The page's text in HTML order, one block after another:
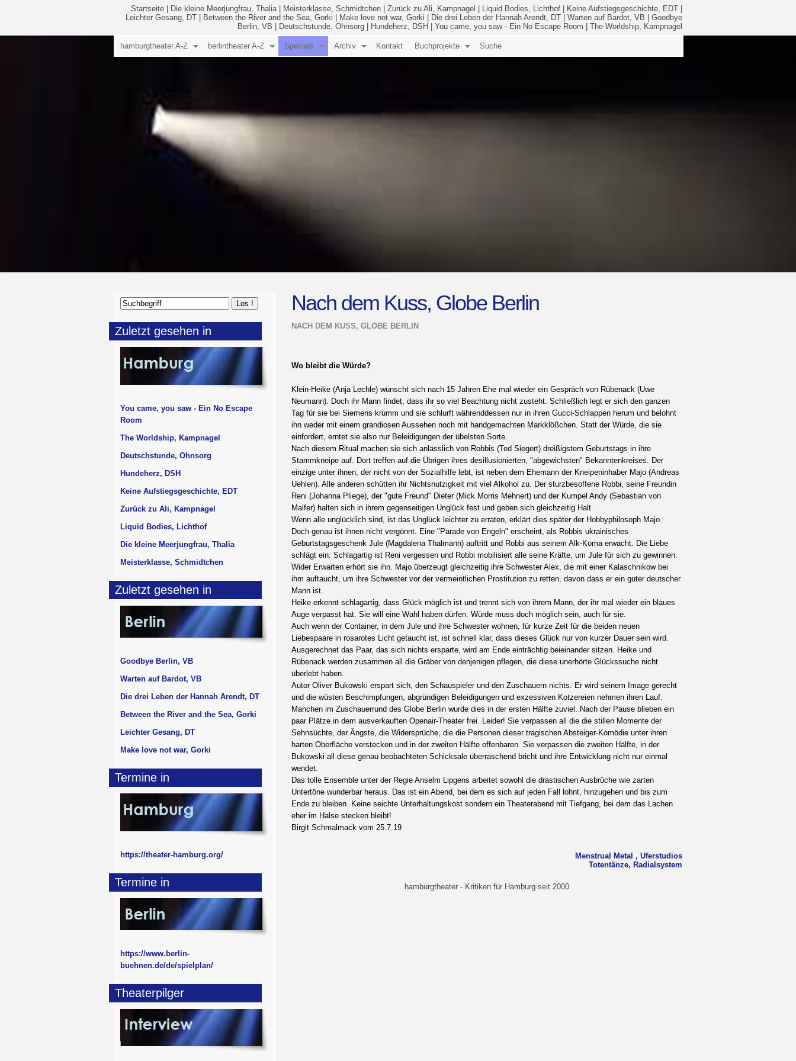
Startseite Die kleine Meerjungfrau, Thalia| Meisterklasse, Schmidtchen Zurück zu Ali, Kampnagel Liquid Bodies, Lichthof Keine Aufstiegsgeschichte, EDT
Leichter Gesang, DT
Between the River and the Sea, Gorki Make love not war, Gorki Die drei Leben der Hannah Arendt, DT Warten auf Bardot, VB
Goodbye
Berlin, VB
Deutschstunde, Ohnsorg Hundeherz, DSH You came, you saw - Ein No Escape Room The Worldship, Kampnagel
hamburgtheater A-Z berlintheater A-Z Specials Archiv Kontakt Buchprojekte Suche
Nach dem Kuss, Globe Berlin
NACH DEM KUSS, GLOBE BERLIN
Wo bleibt die Würde?
Klein-Heike (Anja Lechle) wünscht sich nach 15 Jahren Ehe mal wieder ein Gespräch von Rübenack (Uwe
Neumann). Doch ihr Mann findet, dass ihr so viel Beachtung nicht zusteht. Schließlich legt er sich den ganzen
Tag für sie bei Siemens krumm und sie schlurft währenddessen nur in ihren Gucci-Schlappen herum und belohnt
ihn weder mit einem grandiosen Aussehen noch mit handgemachten Markklößchen. Statt der Würde, die sie
einfordert, erntet sie also nur Beleidigungen der übelsten Sorte.
Nach diesem Ritual machen sie sich anlässlich von Robbis (Ted Siegert) dreißigstem Geburtstags in ihre
Stammkneipe auf. Dort treffen auf die Übrigen ihres desillusionierten, "abgewichsten" Bekanntenkreises. Der
einzige unter ihnen, der nicht von der Sozialhilfe lebt, ist neben dem Ehemann der Kneipeninhaber Majo (Andreas
Uehlen). Alle anderen schütten ihr Nichtsnutzigkeit mit viel Alkohol zu. Der sturzbesoffene Robbi, seine Freundin
Reni (Johanna Pliege), der "gute Freund" Dieter (Mick Morris Mehnert) und der Kumpel Andy (Sebastian von
Malfer) halten sich in ihrem gegenseitigen Unglück fest und geben sich gleichzeitig Halt.
Wenn alle unglücklich sind, ist das Unglück leichter zu erraten, erklärt dies später der Hobbyphilosoph Majo.
Doch genau ist ihnen nicht vergönnt. Eine "Parade von Engeln" erscheint, als Robbis ukrainisches
Geburtstagsgeschenk Jule (Magdalena Thalmann) auftritt und Robbi aus seinem Alk-Koma erwacht. Die Liebe
schlägt ein. Schlagartig ist Reni vergessen und Robbi mobilisiert alle seine Kräfte, um Jule für sich zu gewinnen.
Wider Erwarten erhört sie ihn. Majo überzeugt gleichzeitig ihre Schwester Alex, die mit einer Kalaschnikow bei
ihm auftaucht, um ihre Schwester vor der vermeintlichen Prostitution zu retten, davon dass er ein guter deutscher
Mann ist.
Heike erkennt schlagartig, dass Glück möglich ist und trennt sich von ihrem Mann, der ihr mal wieder ein blaues
Auge verpasst hat. Sie will eine Wahl haben dürfen. Würde muss doch möglich sein, auch für sie.
Auch wenn der Container, in dem Jule und ihre Schwester wohnen, für kurze Zeit für die beiden neuen
Liebespaare in rosarotes Licht getaucht ist, ist schnell klar, dass dieses Glück nur von kurzer Dauer sein wird.
Ausgerechnet das Paar, das sich nichts ersparte, wird am Ende einträchtig beieinander sitzen. Heike und
Rübenack werden zusammen all die Gräber von denjenigen pflegen, die diese unerhörte Glückssuche nicht
überlebt haben.
Autor Oliver Bukowski erspart sich, den Schauspieler und den Zuschauern nichts. Er wird seinem Image gerecht
und die wüsten Beschimpfungen, abgründigen Beleidigungen und exzessiven Kotzereien nehmen ihren Lauf.
Manchen im Zuschauerrund des Globe Berlin wurde dies in der ersten Hälfte zuviel. Nach der Pause blieben ein
paar Plätze in dem ausverkauften Openair-Theater frei. Leider! Sie verpassen all die die stillen Momente der
Sehnsüchte, der Ängste, die Widersprüche, die die Personen dieser tragischen Absteiger-Komödie unter ihren
harten Oberfläche verstecken und in der zweiten Hälfte offenbaren. Sie verpassen die zweiten Hälfte, in der
Bukowski all diese genau beobachteten Schicksale überraschend bricht und ihre Entwicklung nicht nur einmal
wendet.
Das tolle Ensemble unter der Regie Anselm Lipgens arbeitet sowohl die drastischen Ausbrüche wie zarten
Untertöne wunderbar heraus. Das ist ein Abend, bei dem es sich auf jeden Fall lohnt, hinzugehen und bis zum
Ende zu bleiben. Keine seichte Unterhaltungskost sondern ein Theaterabend mit Tiefgang, bei dem das Lachen
eher im Halse stecken bleibt!
Birgit Schmalmack vom 25.7.19
Menstrual Metal , Uferstudios
Totentänze, Radialsystem
hamburgtheater - Kritiken für Hamburg seit 2000
Zuletzt gesehen in
You came, you saw - Ein No Escape
Room
The Worldship, Kampnagel
Deutschstunde, Ohnsorg
Hundeherz, DSH
Keine Aufstiegsgeschichte, EDT
Zurück zu Ali, Kampnagel
Liquid Bodies, Lichthof
Die kleine Meerjungfrau, Thalia
Meisterklasse, Schmidtchen
Zuletzt gesehen in
Goodbye Berlin, VB
Warten auf Bardot, VB
Die drei Leben der Hannah Arendt, DT
Between the River and the Sea, Gorki
Leichter Gesang, DT
Make love not war, Gorki
Termine in
https://theater-hamburg.org/
Termine in
https://www.berlin-
buehnen.de/de/spielplan/
Theaterpilger